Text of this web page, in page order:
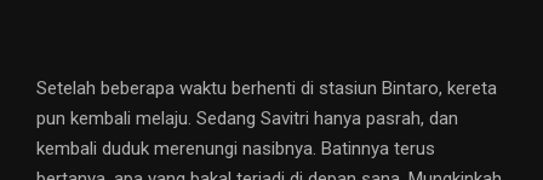
Setelah beberapa waktu berhenti di stasiun Bintaro, kereta
pun kembali melaju. Sedang Savitri hanya pasrah, dan
kembali duduk merenungi nasibnya. Batinnya terus